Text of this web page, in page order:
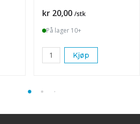
Pris
kr 20,00 /stk
På lager 10+
Kjøp